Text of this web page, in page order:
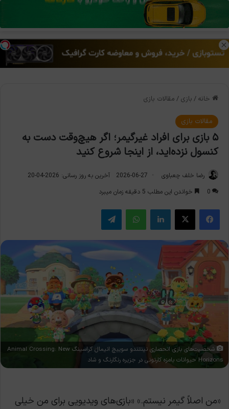
منو
خانه / بازی / مقالات بازی
مقالات بازی
۵ بازی برای افراد غیرگیمر؛ اگر هیچ‌وقت دست به
کنسول نزده‌اید، از اینجا شروع کنید
رضا خلف چعباوی 2026-06-27
آخرین به روز رسانی: 2026-04-20
0
خواندن این مطلب 5 دقیقه زمان میبرد
فیس بوک X لینکدین واتس آپ تلگرام
شخصیت‌های بازی انحصاری نینتندو سوییچ انیمال کراسینگ Animal Crossing: New
Horizons حیوانات بامزه کارتونی در جزیره رنگارنگ و شاد
«من اصلاً گیمر نیستم.» «بازی‌های ویدیویی برای من خیلی